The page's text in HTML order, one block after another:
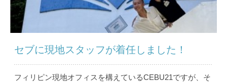
セブに現地スタッフが着任しました！
フィリピン現地オフィスを構えているCEBU21ですが、そ